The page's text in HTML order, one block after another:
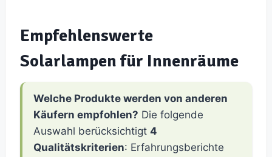
Empfehlenswerte
Solarlampen für Innenräume
Welche Produkte werden von anderen
Käufern empfohlen? Die folgende
Auswahl berücksichtigt 4
Qualitätskriterien: Erfahrungsberichte